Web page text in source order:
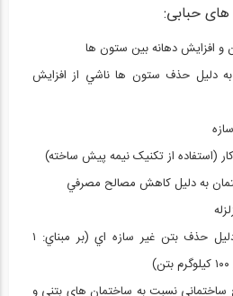
حبابی:
افزايش دهانه بين ستون ها
دليل حذف ستون ها ناشي از افزايش
(استفاده از تکنيک نيمه پيش ساخته)
به دليل کاهش مصالح مصرفي
کاهش مصرف بتن به دليل حذف بتن غير سازه اي (بر مبناي: ۱
ساختماني نسبت به ساختمان هاي بتني و